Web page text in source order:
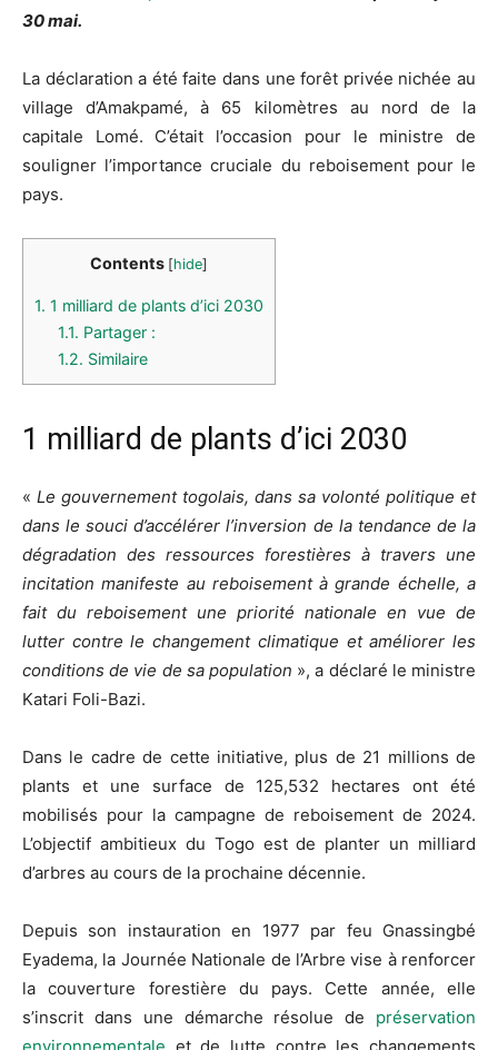
30 mai.
La déclaration a été faite dans une forêt privée nichée au
village d’Amakpamé, à 65 kilomètres au nord de la
capitale Lomé. C’était l’occasion pour le ministre de
souligner l’importance cruciale du reboisement pour le
pays.
Contents [hide]
1. 1 milliard de plants d’ici 2030
1.1. Partager :
1.2. Similaire
1 milliard de plants d’ici 2030
« Le gouvernement togolais, dans sa volonté politique et
dans le souci d’accélérer l’inversion de la tendance de la
dégradation des ressources forestières à travers une
incitation manifeste au reboisement à grande échelle, a
fait du reboisement une priorité nationale en vue de
lutter contre le changement climatique et améliorer les
conditions de vie de sa population », a déclaré le ministre
Katari Foli-Bazi.
Dans le cadre de cette initiative, plus de 21 millions de
plants et une surface de 125,532 hectares ont été
mobilisés pour la campagne de reboisement de 2024.
L’objectif ambitieux du Togo est de planter un milliard
d’arbres au cours de la prochaine décennie.
Depuis son instauration en 1977 par feu Gnassingbé
Eyadema, la Journée Nationale de l’Arbre vise à renforcer
la couverture forestière du pays. Cette année, elle
s’inscrit dans une démarche résolue de préservation